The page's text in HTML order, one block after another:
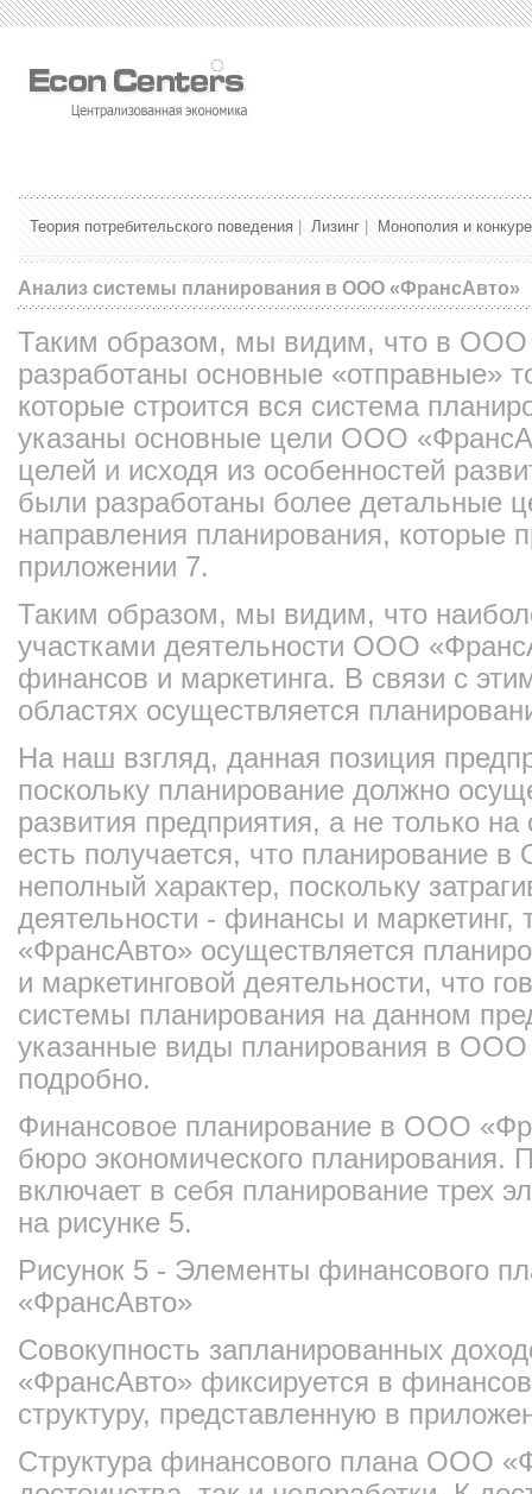
Теория потребительского поведения Лизинг Монополия и
Анализ системы планирования в ООО «ФрансАвто»
Таким образом, мы видим, что в ООО
разработаны основные «отправные»
которые строится вся система
указаны основные цели ООО
целей и исходя из особенностей
были разработаны более детальные
направления планирования, которые
приложении 7.
Таким образом, мы видим, что
участками деятельности ООО
финансов и маркетинга. В связи с
областях осуществляется
На наш взгляд, данная позиция
поскольку планирование должно
развития предприятия, а не только
есть получается, что планирование
неполный характер, поскольку
деятельности - финансы и
«ФрансАвто» осуществляется
и маркетинговой деятельности, что
системы планирования на данном
указанные виды планирования в
подробно.
Финансовое планирование в ООО
бюро экономического планирования.
включает в себя планирование трех
на рисунке 5.
Рисунок 5 - Элементы финансового
«ФрансАвто»
Совокупность запланированных
«ФрансАвто» фиксируется в
структуру, представленную в
Структура финансового плана ООО